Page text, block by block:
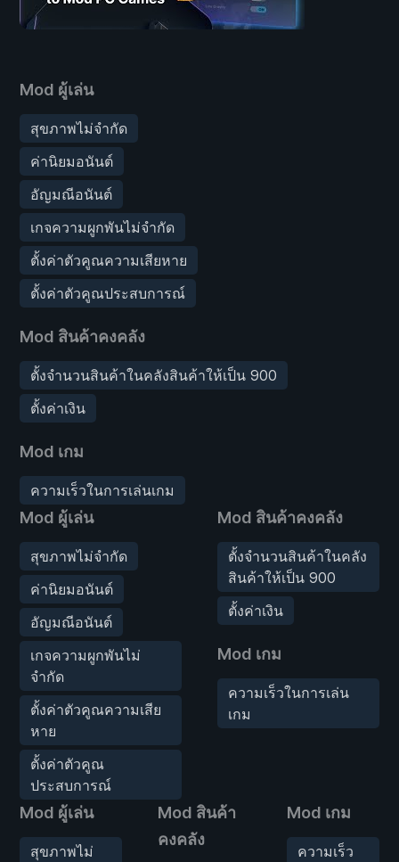
Mod ผู้เล่น
สุขภาพไม่จำกัด
ค่านิยมอนันต์
อัญมณีอนันต์
เกจความผูกพันไม่จำกัด
ตั้งค่าตัวคูณความเสียหาย
ตั้งค่าตัวคูณประสบการณ์
Mod สินค้าคงคลัง
ตั้งจำนวนสินค้าในคลังสินค้าให้เป็น 900
ตั้งค่าเงิน
Mod เกม
ความเร็วในการเล่นเกม
Mod ผู้เล่น
สุขภาพไม่จำกัด
ค่านิยมอนันต์
อัญมณีอนันต์
เกจความผูกพันไม่
จำกัด
ตั้งค่าตัวคูณความเสีย
หาย
ตั้งค่าตัวคูณ
ประสบการณ์
Mod สินค้าคงคลัง
ตั้งจำนวนสินค้าในคลัง
สินค้าให้เป็น 900
ตั้งค่าเงิน
Mod เกม
ความเร็วในการเล่น
เกม
Mod ผู้เล่น
สุขภาพไม่
Mod สินค้า
คงคลัง
Mod เกม
ความเร็ว